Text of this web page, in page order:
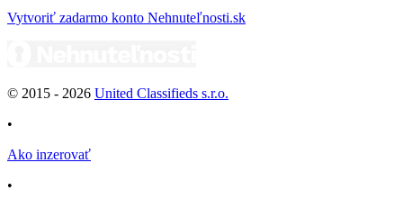
Vytvoriť zadarmo konto Nehnuteľnosti.sk
© 2015 - 2026 United Classifieds s.r.o.
•
Ako inzerovať
•